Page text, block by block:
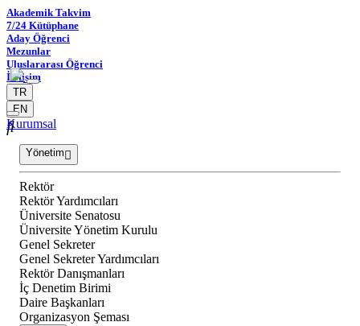
Akademik Takvim
7/24 Kütüphane
Aday Öğrenci
Mezunlar
Uluslararası Öğrenci
İletişim
TR
EN
Kurumsal
Yönetim
Rektör
Rektör Yardımcıları
Üniversite Senatosu
Üniversite Yönetim Kurulu
Genel Sekreter
Genel Sekreter Yardımcıları
Rektör Danışmanları
İç Denetim Birimi
Daire Başkanları
Organizasyon Şeması